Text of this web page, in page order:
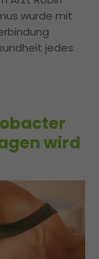
wurde mit
jedes
wird